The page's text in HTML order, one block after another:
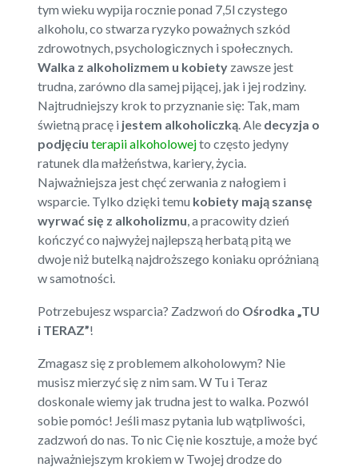
tym wieku wypija rocznie ponad 7,5l czystego
alkoholu, co stwarza ryzyko poważnych szkód
zdrowotnych, psychologicznych i społecznych.
Walka z alkoholizmem u kobiety zawsze jest
trudna, zarówno dla samej pijącej, jak i jej rodziny.
Najtrudniejszy krok to przyznanie się: Tak, mam
świetną pracę i jestem alkoholiczką. Ale decyzja o
podjęciuterapii alkoholowejto często jedyny
ratunek dla małżeństwa, kariery, życia.
Najważniejsza jest chęć zerwania z nałogiem i
wsparcie. Tylko dzięki temu kobiety mają szansę
wyrwać się z alkoholizmu, a pracowity dzień
kończyć co najwyżej najlepszą herbatą pitą we
dwoje niż butelką najdroższego koniaku opróżnianą
w samotności.
Potrzebujesz wsparcia? Zadzwoń do Ośrodka „TU
i TERAZ”!
Zmagasz się z problemem alkoholowym? Nie
musisz mierzyć się z nim sam. W Tu i Teraz
doskonale wiemy jak trudna jest to walka. Pozwól
sobie pomóc! Jeśli masz pytania lub wątpliwości,
zadzwoń do nas. To nic Cię nie kosztuje, a może być
najważniejszym krokiem w Twojej drodze do